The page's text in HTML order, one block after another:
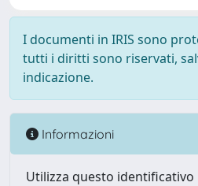
I documenti in IRIS sono
tutti i diritti sono riservati,
indicazione.
Informazioni
Utilizza questo